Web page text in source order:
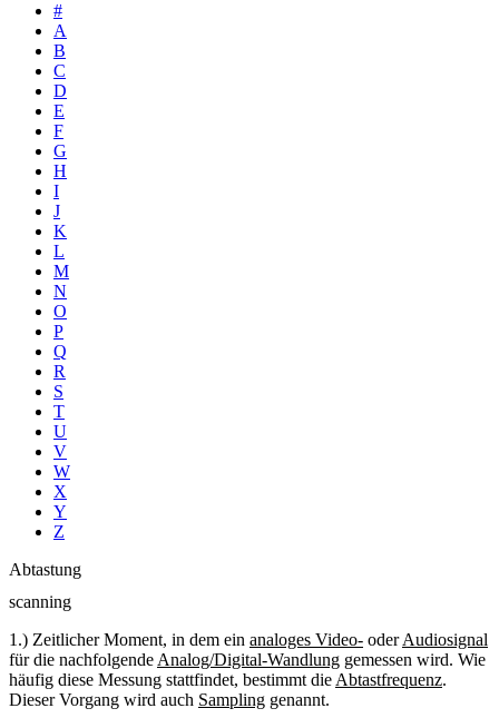
#
A
B
C
D
E
F
G
H
I
J
K
L
M
N
O
P
Q
R
S
T
U
V
W
X
Y
Z
Abtastung
scanning
1.) Zeitlicher Moment, in dem ein analoges Video- oderAudiosignal
für die nachfolgende Analog/Digital-Wandlung gemessen wird. Wie
häufig diese Messung stattfindet, bestimmt die Abtastfrequenz.
Dieser Vorgang wird auch Sampling genannt.